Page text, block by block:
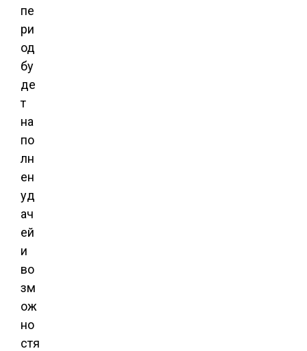
пе
ри
од
бу
де
т
на
по
лн
ен
уд
ач
ей
и
во
зм
ож
но
стя